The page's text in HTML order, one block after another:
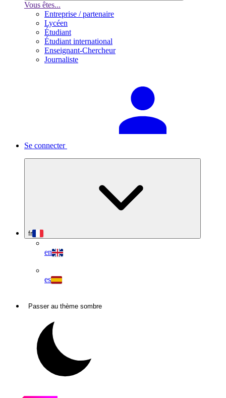
Vous êtes...
Entreprise / partenaire
Lycéen
Étudiant
Étudiant international
Enseignant-Chercheur
Journaliste
Se connecter
fr
en
es
Passer au thème sombre